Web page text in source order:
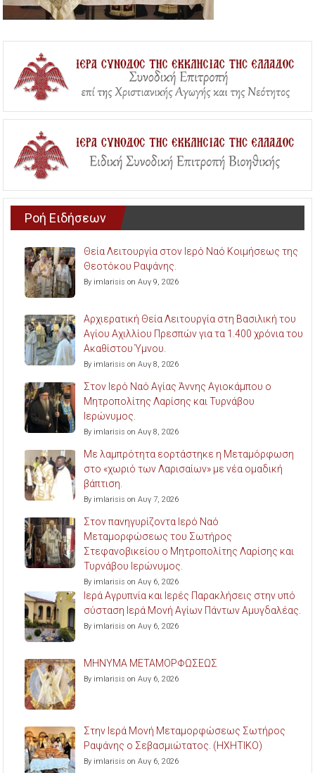
Ροή Ειδήσεων
Θεία Λειτουργία στον Ιερό Ναό Κοιμήσεως της
Θεοτόκου Ραψάνης.
By imlarisis on Αυγ 9, 2026
Αρχιερατική Θεία Λειτουργία στη Βασιλική του
Αγίου Αχιλλίου Πρεσπών για τα 1.400 χρόνια του
Ακαθίστου Ύμνου.
By imlarisis on Αυγ 8, 2026
Στον Ιερό Ναό Αγίας Άννης Αγιοκάμπου ο
Μητροπολίτης Λαρίσης και Τυρνάβου
Ιερώνυμος.
By imlarisis on Αυγ 8, 2026
Με λαμπρότητα εορτάστηκε η Μεταμόρφωση
στο «χωριό των Λαρισαίων» με νέα ομαδική
βάπτιση.
By imlarisis on Αυγ 7, 2026
Στον πανηγυρίζοντα Ιερό Ναό
Μεταμορφώσεως του Σωτήρος
Στεφανοβικείου ο Μητροπολίτης Λαρίσης και
Τυρνάβου Ιερώνυμος.
By imlarisis on Αυγ 6, 2026
Ιερά Αγρυπνία και Ιερές Παρακλήσεις στην υπό
σύσταση Ιερά Μονή Αγίων Πάντων Αμυγδαλέας.
By imlarisis on Αυγ 6, 2026
ΜΗΝΥΜΑ ΜΕΤΑΜΟΡΦΩΣΕΩΣ
By imlarisis on Αυγ 6, 2026
Στην Ιερά Μονή Μεταμορφώσεως Σωτήρος
Ραψάνης ο Σεβασμιώτατος. (ΗΧΗΤΙΚΟ)
By imlarisis on Αυγ 6, 2026